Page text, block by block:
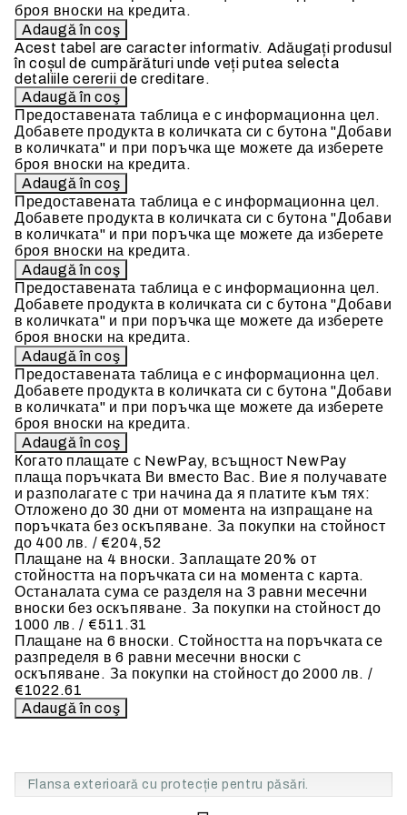
Flansa exterioară cu protecție pentru păsări.
броя вноски на кредита.
Acest tabel are caracter informativ. Adăugați produsul
în coșul de cumpărături unde veți putea selecta
detaliile cererii de creditare.
Предоставената таблица е с информационна цел.
Добавете продукта в количката си с бутона "Добави
в количката" и при поръчка ще можете да изберете
броя вноски на кредита.
Предоставената таблица е с информационна цел.
Добавете продукта в количката си с бутона "Добави
в количката" и при поръчка ще можете да изберете
броя вноски на кредита.
Предоставената таблица е с информационна цел.
Добавете продукта в количката си с бутона "Добави
в количката" и при поръчка ще можете да изберете
броя вноски на кредита.
Предоставената таблица е с информационна цел.
Добавете продукта в количката си с бутона "Добави
в количката" и при поръчка ще можете да изберете
броя вноски на кредита.
Когато плащате с NewPay, всъщност NewPay
плаща поръчката Ви вместо Вас. Вие я получавате
и разполагате с три начина да я платите към тях:
Отложено до 30 дни от момента на изпращане на
поръчката без оскъпяване. За покупки на стойност
до 400 лв. / €204,52
Плащане на 4 вноски. Заплащате 20% от
стойността на поръчката си на момента с карта.
Останалата сума се разделя на 3 равни месечни
вноски без оскъпяване. За покупки на стойност до
1000 лв. / €511.31
Плащане на 6 вноски. Стойността на поръчката се
разпределя в 6 равни месечни вноски с
оскъпяване. За покупки на стойност до 2000 лв. /
€1022.61